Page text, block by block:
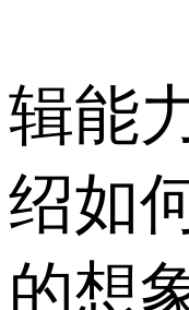
辑能
绍如
的想